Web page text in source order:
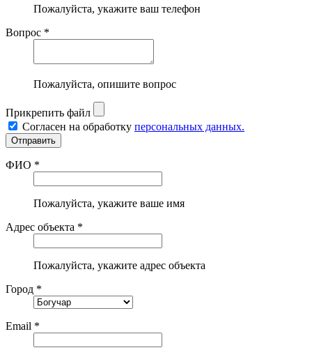
Пожалуйста, укажите ваш телефон
Вопрос *
Пожалуйста, опишите вопрос
Прикрепить файл
Согласен на обработку персональных данных.
ФИО *
Пожалуйста, укажите ваше имя
Адрес объекта *
Пожалуйста, укажите адрес объекта
Город *
Email *